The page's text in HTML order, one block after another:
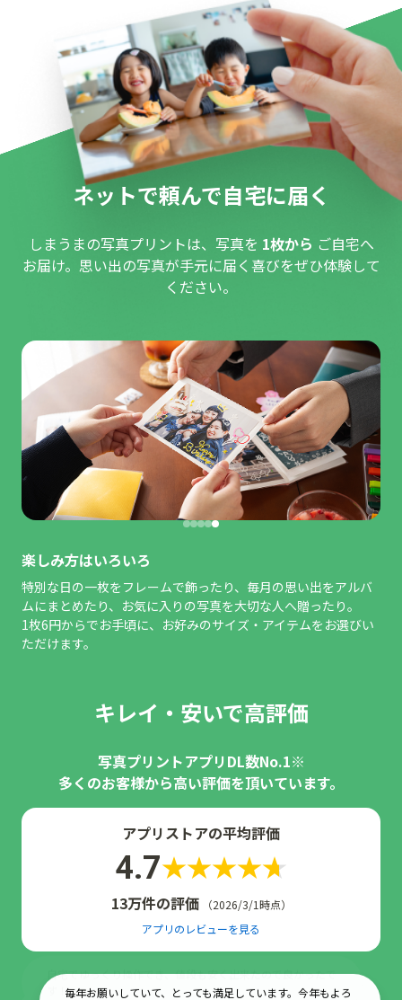
ネットで頼んで自宅に届く
しまうまの写真プリントは、写真を 1枚から ご自宅へ
お届け。思い出の写真が手元に届く喜びをぜひ体験して
ください。
楽しみ方はいろいろ
特別な日の一枚をフレームで飾ったり、毎月の思い出をアルバ
ムにまとめたり、お気に入りの写真を大切な人へ贈ったり。
1枚6円からでお手頃に、お好みのサイズ・アイテムをお選びい
ただけます。
キレイ・安いで高評価
写真プリントアプリDL数No.1※
多くのお客様から高い評価を頂いています。
アプリストアの平均評価
4.7
13万件の評価
（2026/3/1時点）
アプリのレビューを見る
毎年お願いしていて、とっても満足しています。今年もよろ